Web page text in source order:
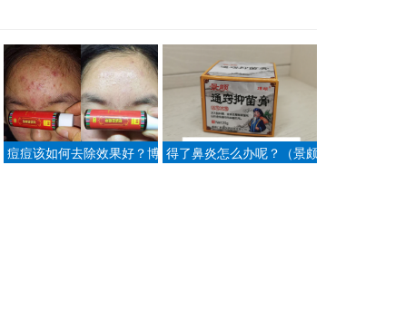
痘痘该如何去除效果好？博 得了鼻炎怎么办呢？（景颇